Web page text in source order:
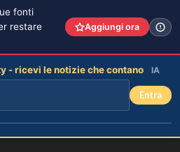
fonti
restare
Aggiungi ora
- ricevi le notizie che contano IA
Entra